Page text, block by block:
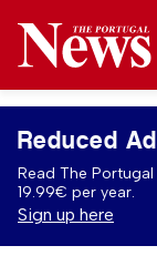
Reduced
Read The
19.99€ per year.
Sign up here